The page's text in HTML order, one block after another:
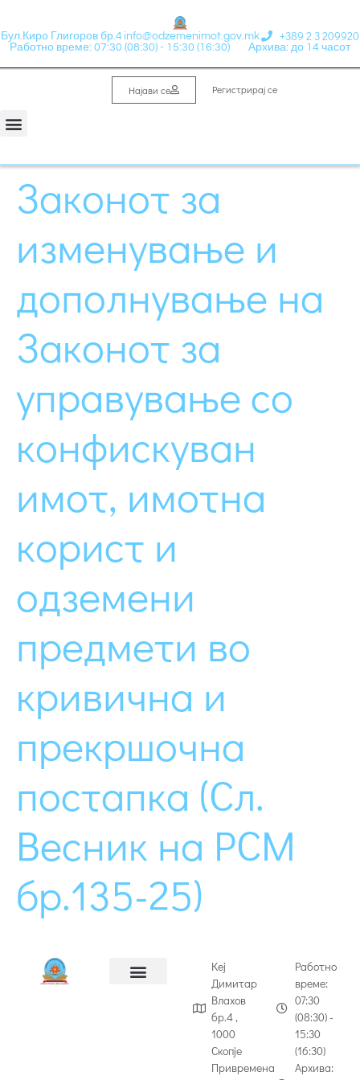
Бул.Киро Глигоров бр.4 info@odzemenimot.gov.mk +389 2 3 209920
Работно време: 07:30 (08:30) - 15:30 (16:30) Архива: до 14 часот
Најави се Регистрирај се
Законот за
изменување и
дополнување на
Законот за
управување со
конфискуван
имот, имотна
корист и
одземени
предмети во
кривична и
прекршочна
постапка (Сл.
Весник на РСМ
бр.135-25)
Кеј
Димитар
Влахов
бр.4 ,
1000
Скопје
Привремена
Работно
време:
07:30
(08:30) -
15:30
(16:30)
Архива: